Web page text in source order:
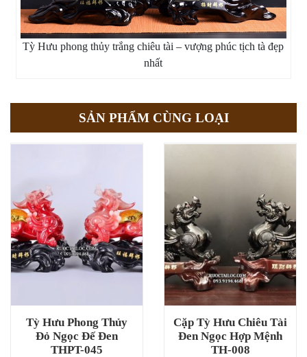
Tỳ Hưu phong thủy trắng chiêu tài – vượng phúc tịch tà đẹp
nhất
SẢN PHẨM CÙNG LOẠI
Tỳ Hưu Phong Thủy
Đỏ Ngọc Đế Đen
THPT-045
Cặp Tỳ Hưu Chiêu Tài
Đen Ngọc Hợp Mệnh
TH-008